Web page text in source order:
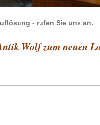
- rufen Sie uns an.
Wolf zum neuen